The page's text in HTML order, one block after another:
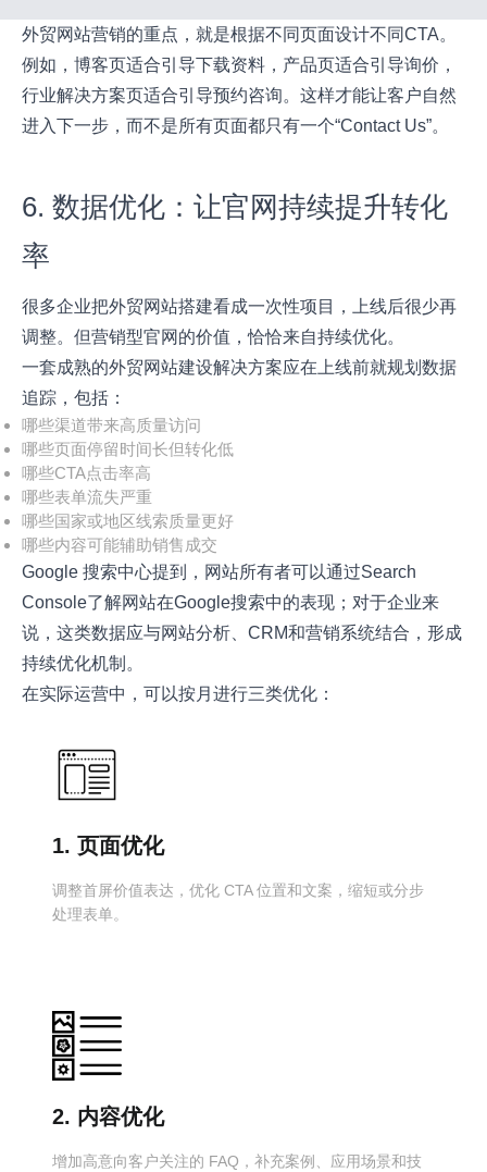
外贸网站营销的重点，就是根据不同页面设计不同CTA。
例如，博客页适合引导下载资料，产品页适合引导询价，
行业解决方案页适合引导预约咨询。这样才能让客户自然
进入下一步，而不是所有页面都只有一个“Contact Us”。
6. 数据优化：让官网持续提升转化
率
很多企业把外贸网站搭建看成一次性项目，上线后很少再
调整。但营销型官网的价值，恰恰来自持续优化。
一套成熟的外贸网站建设解决方案应在上线前就规划数据
追踪，包括：
哪些渠道带来高质量访问
哪些页面停留时间长但转化低
哪些CTA点击率高
哪些表单流失严重
哪些国家或地区线索质量更好
哪些内容可能辅助销售成交
Google 搜索中心提到，网站所有者可以通过Search
Console了解网站在Google搜索中的表现；对于企业来
说，这类数据应与网站分析、CRM和营销系统结合，形成
持续优化机制。
在实际运营中，可以按月进行三类优化：
1. 页面优化
调整首屏价值表达，优化 CTA 位置和文案，缩短或分步
处理表单。
2. 内容优化
增加高意向客户关注的 FAQ，补充案例、应用场景和技